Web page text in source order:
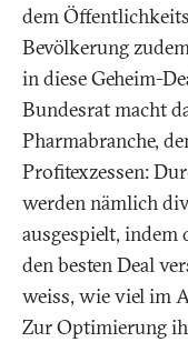
dem
Bevölkerung
in diese Geheim-
Bundesrat macht
Pharmabranche,
Profitexzessen:
werden nämlich
ausgespielt, indem
den besten Deal
weiss, wie viel im
Zur Optimierung